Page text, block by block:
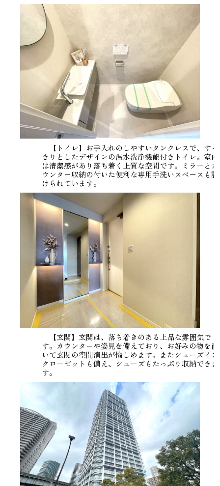
【トイレ】お手入れのしやすいタンクレスで、すっ
きりとしたデザインの温水洗浄機能付きトイレ。室内
は清潔感があり落ち着く上質な空間です。ミラーとカ
ウンター収納の付いた便利な専用手洗いスペースも設
けられています。
【玄関】玄関は、落ち着きのある上品な雰囲気で
す。カウンターや姿見を備えており、お好みの物を置
いて玄関の空間演出が愉しめます。またシューズイン
クローゼットも備え、シューズもたっぷり収納できま
す。